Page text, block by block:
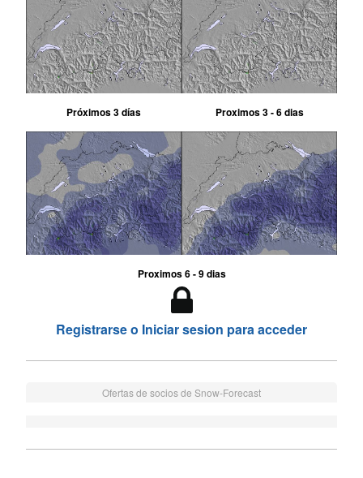
Próximos 3 días Proximos 3 - 6 dias
Proximos 6 - 9 dias
Registrarse o Iniciar sesion para acceder
Ofertas de socios de Snow-Forecast